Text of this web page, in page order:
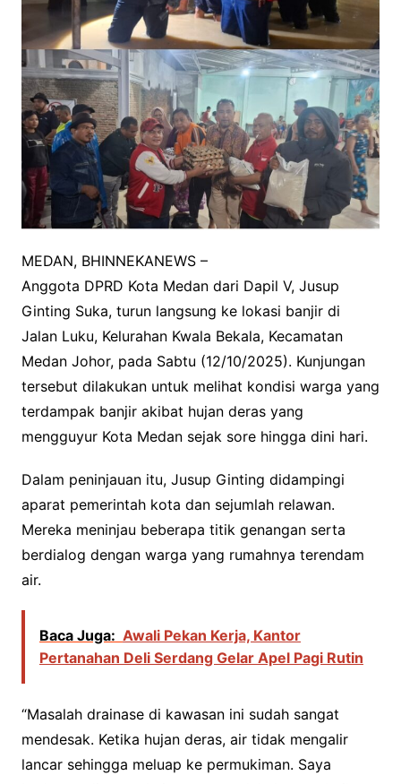
MEDAN, BHINNEKANEWS –
Anggota DPRD Kota Medan dari Dapil V, Jusup
Ginting Suka, turun langsung ke lokasi banjir di
Jalan Luku, Kelurahan Kwala Bekala, Kecamatan
Medan Johor, pada Sabtu (12/10/2025). Kunjungan
tersebut dilakukan untuk melihat kondisi warga yang
terdampak banjir akibat hujan deras yang
mengguyur Kota Medan sejak sore hingga dini hari.
Dalam peninjauan itu, Jusup Ginting didampingi
aparat pemerintah kota dan sejumlah relawan.
Mereka meninjau beberapa titik genangan serta
berdialog dengan warga yang rumahnya terendam
air.
Baca Juga: Awali Pekan Kerja, Kantor
Pertanahan Deli Serdang Gelar Apel Pagi Rutin
“Masalah drainase di kawasan ini sudah sangat
mendesak. Ketika hujan deras, air tidak mengalir
lancar sehingga meluap ke permukiman. Saya